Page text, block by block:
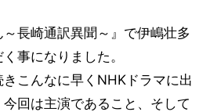
長崎通訳異聞～』で伊嶋壮多
事になりました。
きこんなに早くNHKドラマに出
回は主演であること、そして